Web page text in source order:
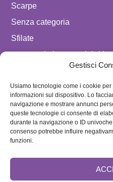
Gestisci
Usiamo tecnologie come i cookie
informazioni sul dispositivo. Lo
navigazione e mostrare annunci
queste tecnologie ci consente di
durante la navigazione o ID
consenso potrebbe influire
funzioni.
Scarpe
Senza categoria
Sfilate
spostare in luxury celebrities
Uomo
SEGUICI SU
ISCRIVITI ALLA